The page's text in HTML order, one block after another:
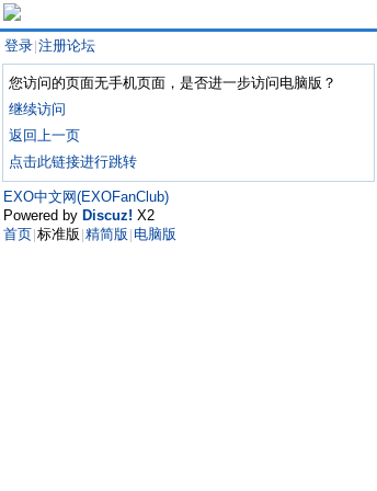
登录 注册论坛
您访问的页面无手机页面，是否进一步访问电脑版？
继续访问
返回上一页
点击此链接进行跳转
EXO中文网(EXOFanClub)
Powered by Discuz! X2
首页 标准版 精简版 电脑版